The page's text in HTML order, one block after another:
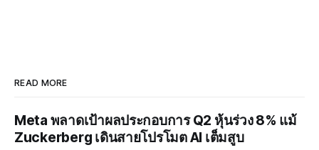
READ MORE
Meta พลาดเป้าผลประกอบการ Q2 หุ้นร่วง 8% แม้
Zuckerberg เดินสายโปรโมต AI เต็มสูบ